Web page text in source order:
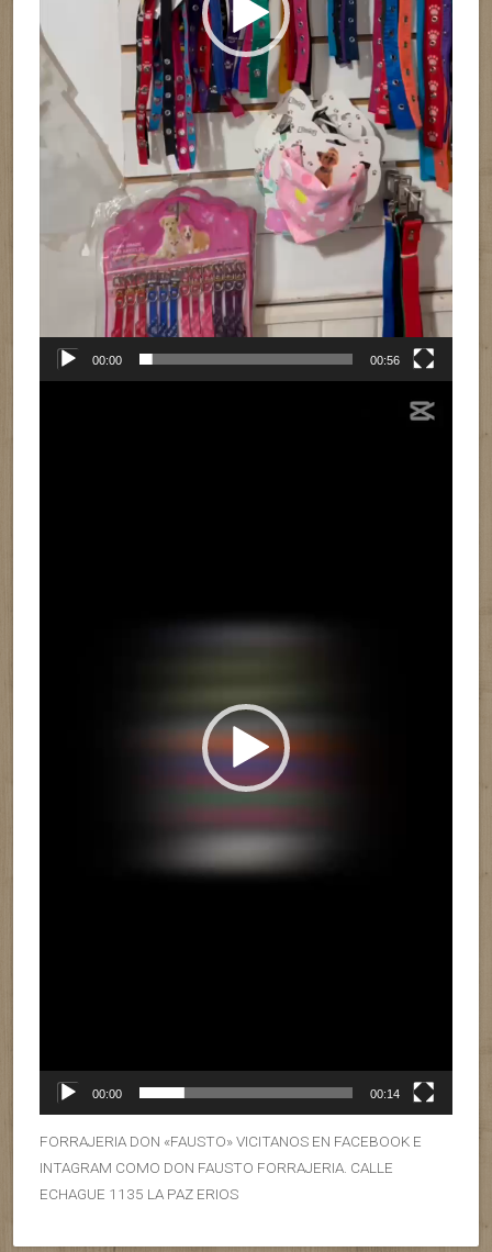
00:00 00:56
00:00 00:14
FORRAJERIA DON «FAUSTO» VICITANOS EN FACEBOOK E
INTAGRAM COMO DON FAUSTO FORRAJERIA. CALLE
ECHAGUE 1135 LA PAZ ERIOS